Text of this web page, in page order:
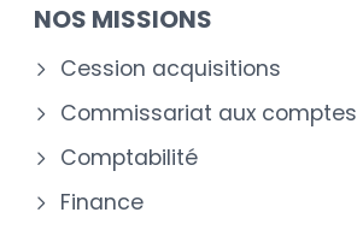
NOS MISSIONS
Cession acquisitions
Commissariat aux comptes
Comptabilité
Finance